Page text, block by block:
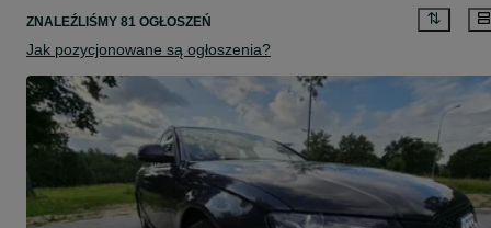
ZNALEŹLIŚMY 81 OGŁOSZEŃ
Jak pozycjonowane są ogłoszenia?